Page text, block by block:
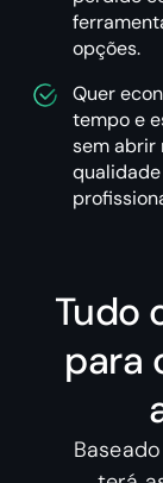
opções.
Quer
tempo e
sem abrir
Tudo
para